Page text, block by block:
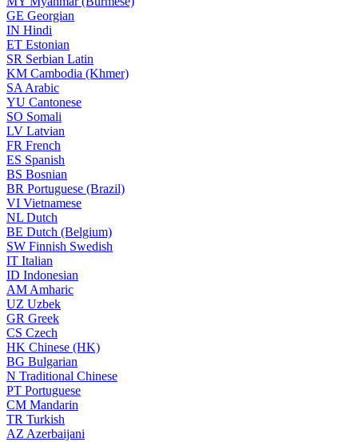
GE Georgian
IN Hindi
ET Estonian
SR Serbian Latin
KM Cambodia (Khmer)
SA Arabic
YU Cantonese
SO Somali
LV Latvian
FR French
ES Spanish
BS Bosnian
BR Portuguese (Brazil)
VI Vietnamese
NL Dutch
BE Dutch (Belgium)
SW Finnish Swedish
IT Italian
ID Indonesian
AM Amharic
UZ Uzbek
GR Greek
CS Czech
HK Chinese (HK)
BG Bulgarian
N Traditional Chinese
PT Portuguese
CM Mandarin
TR Turkish
AZ Azerbaijani